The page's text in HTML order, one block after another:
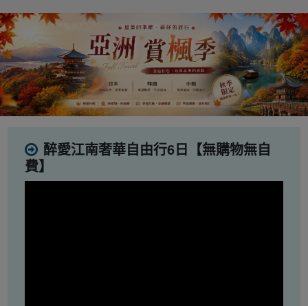
醉愛江南奢華自由行6日【無購物無自
費】